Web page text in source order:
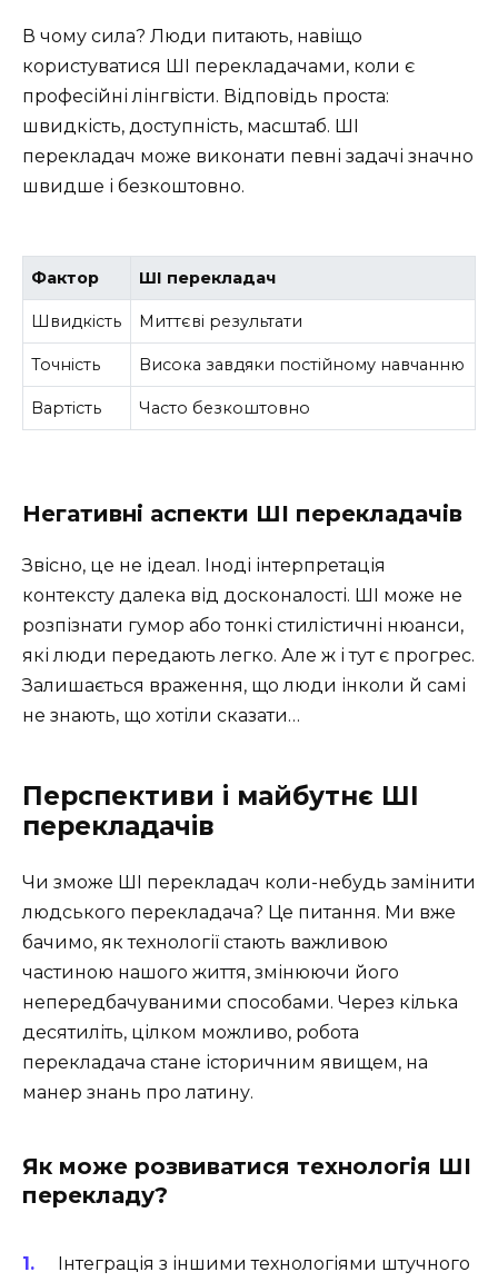
В чому сила? Люди питають, навіщо
користуватися ШІ перекладачами, коли є
професійні лінгвісти. Відповідь проста:
швидкість, доступність, масштаб. ШІ
перекладач може виконати певні задачі значно
швидше і безкоштовно.
Фактор ШІ перекладач
Швидкість Миттєві результати
Точність Висока завдяки постійному навчанню
Вартість Часто безкоштовно
Негативні аспекти ШІ перекладачів
Звісно, це не ідеал. Іноді інтерпретація
контексту далека від досконалості. ШІ може не
розпізнати гумор або тонкі стилістичні нюанси,
які люди передають легко. Але ж і тут є прогрес.
Залишається враження, що люди інколи й самі
не знають, що хотіли сказати…
Перспективи і майбутнє ШІ
перекладачів
Чи зможе ШІ перекладач коли-небудь замінити
людського перекладача? Це питання. Ми вже
бачимо, як технології стають важливою
частиною нашого життя, змінюючи його
непередбачуваними способами. Через кілька
десятиліть, цілком можливо, робота
перекладача стане історичним явищем, на
манер знань про латину.
Як може розвиватися технологія ШІ
перекладу?
Інтеграція з іншими технологіями штучного